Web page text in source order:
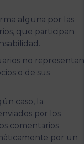
alguna por las
que participan
no representan
o de sus
caso, la
por los
comentarios
por un